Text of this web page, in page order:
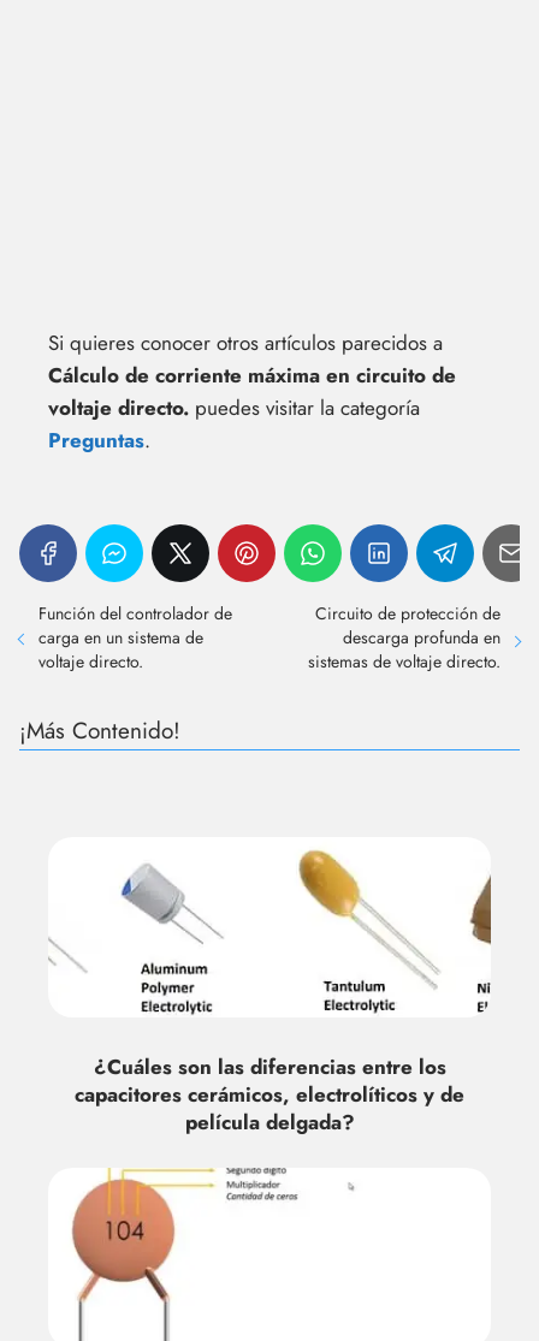
Si quieres conocer otros artículos parecidos a
Cálculo de corriente máxima en circuito de
voltaje directo. puedes visitar la categoría
Preguntas.
Función del controlador de
carga en un sistema de
voltaje directo.
Circuito de protección de
descarga profunda en
sistemas de voltaje directo.
¡Más Contenido!
¿Cuáles son las diferencias entre los
capacitores cerámicos, electrolíticos y de
película delgada?